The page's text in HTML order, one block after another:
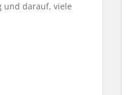
und darauf, viele